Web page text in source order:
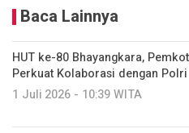
Baca Lainnya
HUT ke-80 Bhayangkara,
Perkuat Kolaborasi dengan Polri
1 Juli 2026 - 10:39 WITA